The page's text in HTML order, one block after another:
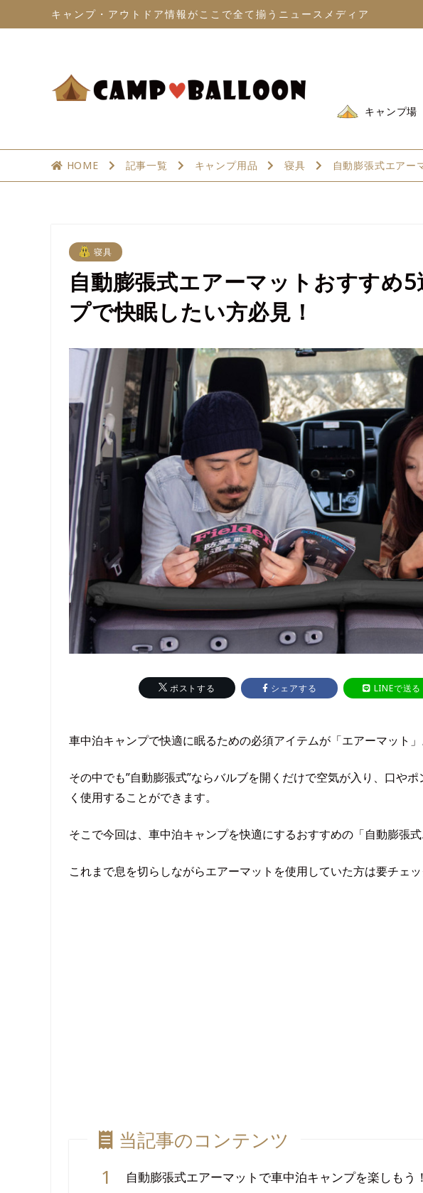
キャンプ・アウトドア情報がここで全て揃うニュースメディア
キャンプ場
HOME 記事一覧 キャンプ用品 寝具 自動膨張式エアー
寝具
自動膨張式エアーマットおすすめ
プで快眠したい方必見！
ポストする シェアする LINEで送る
車中泊キャンプで快適に眠るための必須アイテムが「エアーマット」
その中でも”自動膨張式”ならバルブを開くだけで空気が入り、口や
く使用することができます。
そこで今回は、車中泊キャンプを快適にするおすすめの「自動膨張
これまで息を切らしながらエアーマットを使用していた方は要チェッ
当記事のコンテンツ
自動膨張式エアーマットで車中泊キャンプを楽しもう！